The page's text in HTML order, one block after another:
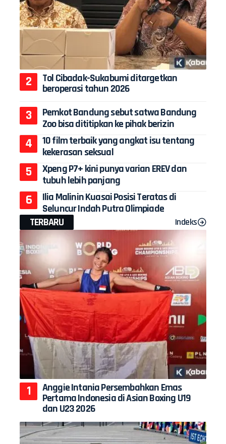
Tol Cibadak-Sukabumi ditargetkan
beroperasi tahun 2026
Pemkot Bandung sebut satwa Bandung
Zoo bisa dititipkan ke pihak berizin
10 film terbaik yang angkat isu tentang
kekerasan seksual
Xpeng P7+ kini punya varian EREV dan
tubuh lebih panjang
Ilia Malinin Kuasai Posisi Teratas di
Seluncur Indah Putra Olimpiade
TERBARU
Indeks
Anggie Intania Persembahkan Emas
Pertama Indonesia di Asian Boxing U19
dan U23 2026